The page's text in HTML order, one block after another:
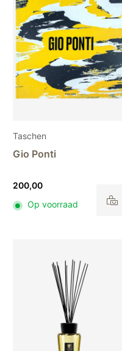
Taschen
Gio Ponti
200,00
Op voorraad